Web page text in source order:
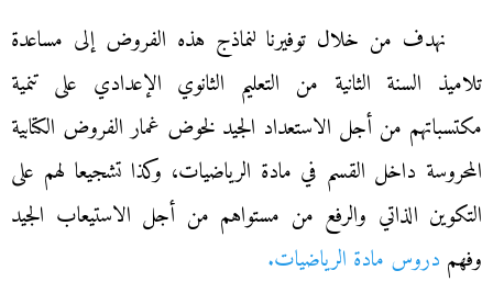
نهدف من خلال توفيرنا لنماذج هذه الفروض إلى مساعدة
تلاميذ السنة الثانية من التعليم الثانوي الإعدادي على تنمية
مكتسباتهم من أجل الاستعداد الجيد لخوض غمار الفروض الكتابية
المحروسة داخل القسم في مادة الرياضيات، وكذا تشجيعا لهم على
التكوين الذاتي والرفع من مستواهم من أجل الاستيعاب الجيد
وفهم دروس مادة الرياضيات.